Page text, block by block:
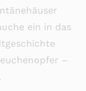
ein in das
–